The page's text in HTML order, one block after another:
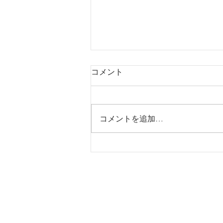
Aloalo ring
コメント
コメントを追加…